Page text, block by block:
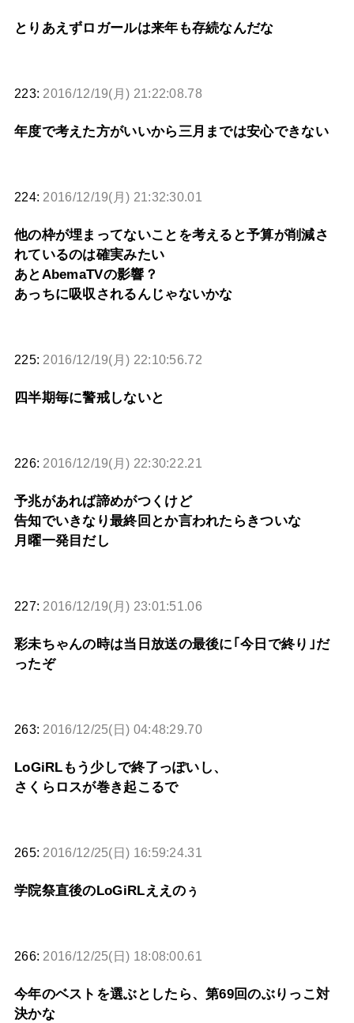
とりあえずロガールは来年も存続なんだな
223: 2016/12/19(月) 21:22:08.78
年度で考えた方がいいから三月までは安心できない
224: 2016/12/19(月) 21:32:30.01
他の枠が埋まってないことを考えると予算が削減さ
れているのは確実みたい
あとAbemaTVの影響？
あっちに吸収されるんじゃないかな
225: 2016/12/19(月) 22:10:56.72
四半期毎に警戒しないと
226: 2016/12/19(月) 22:30:22.21
予兆があれば諦めがつくけど
告知でいきなり最終回とか言われたらきついな
月曜一発目だし
227: 2016/12/19(月) 23:01:51.06
彩未ちゃんの時は当日放送の最後に｢今日で終り｣だ
ったぞ
263: 2016/12/25(日) 04:48:29.70
LoGiRLもう少しで終了っぽいし、
さくらロスが巻き起こるで
265: 2016/12/25(日) 16:59:24.31
学院祭直後のLoGiRLええのぅ
266: 2016/12/25(日) 18:08:00.61
今年のベストを選ぶとしたら、第69回のぶりっこ対
決かな